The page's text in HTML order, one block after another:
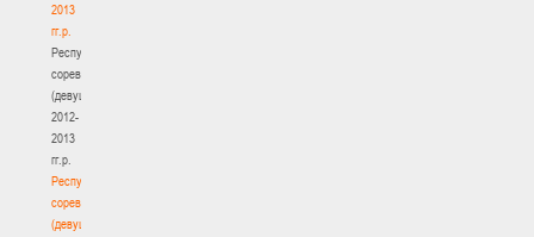
2013
гг.р.
Республиканские
соревнования
(девушки)
2012-
2013
гг.р.
Республиканские
соревнования
(девушки)